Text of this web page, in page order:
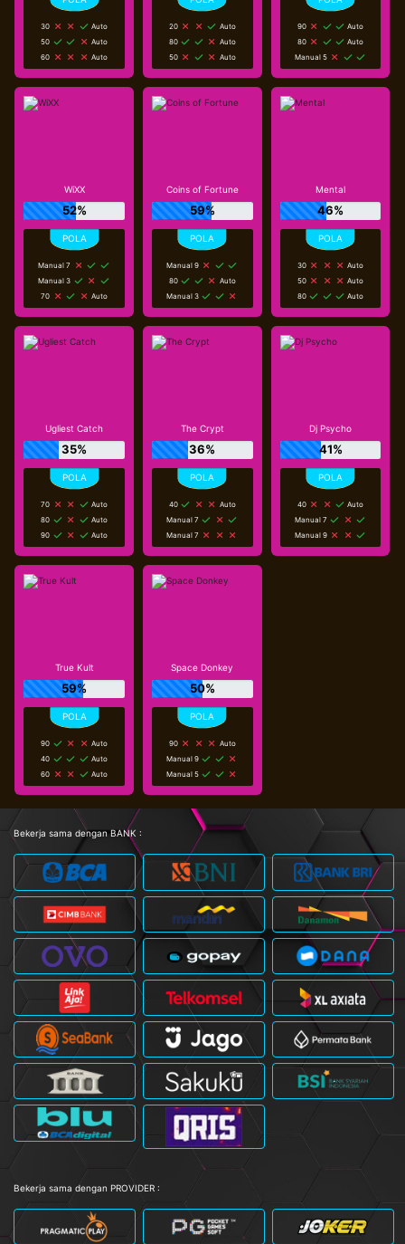
xs****fl Telah Berhasil Melakukan Withdraw
Rp 1.796.000,00
30
Auto
50
Auto
60
Auto
20
Auto
80
Auto
50
Auto
90
Auto
80
Auto
Manual 5
WiXX
52%
Manual 7
Manual 3
70
Auto
Coins of Fortune
59%
Manual 9
80
Auto
Manual 3
Mental
46%
30
Auto
50
Auto
80
Auto
Ugliest Catch
35%
70
Auto
80
Auto
90
Auto
The Crypt
36%
40
Auto
Manual 7
Manual 7
Dj Psycho
41%
40
Auto
Manual 7
Manual 9
True Kult
59%
90
Auto
40
Auto
60
Auto
Space Donkey
50%
90
Auto
Manual 9
Manual 5
Bekerja sama dengan BANK :
Bekerja sama dengan PROVIDER :